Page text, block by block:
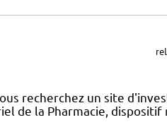
recherchez un site
de la Pharmacie, dispositif